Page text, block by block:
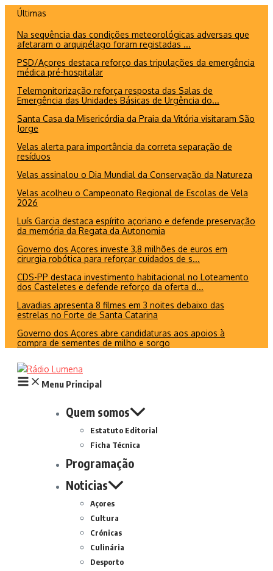
conteúdo
Últimas
Na sequência das condições meteorológicas adversas que
afetaram o arquipélago foram registadas ...
PSD/Açores destaca reforço das tripulações da emergência
médica pré-hospitalar
Telemonitorização reforça resposta das Salas de
Emergência das Unidades Básicas de Urgência do...
Santa Casa da Misericórdia da Praia da Vitória visitaram São
Jorge
Velas alerta para importância da correta separação de
resíduos
Velas assinalou o Dia Mundial da Conservação da Natureza
Velas acolheu o Campeonato Regional de Escolas de Vela
2026
Luís Garcia destaca espírito açoriano e defende preservação
da memória da Regata da Autonomia
Governo dos Açores investe 3,8 milhões de euros em
cirurgia robótica para reforçar cuidados de s...
CDS-PP destaca investimento habitacional no Loteamento
dos Casteletes e defende reforço da oferta d...
Lavadias apresenta 8 filmes em 3 noites debaixo das
estrelas no Forte de Santa Catarina
Governo dos Açores abre candidaturas aos apoios à
compra de sementes de milho e sorgo
Menu Principal
Quem somos
Estatuto Editorial
Ficha Técnica
Programação
Noticias
Açores
Cultura
Crónicas
Culinária
Desporto